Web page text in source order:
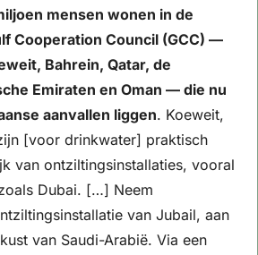
mensen wonen in de
Cooperation Council (GCC) —
Bahrein, Qatar, de
Emiraten en Oman — die nu
aanvallen liggen. Koeweit,
[voor drinkwater] praktisch
van ontziltingsinstallaties, vooral
Dubai. […] Neem
van Jubail, aan
van Saudi-Arabië. Via een